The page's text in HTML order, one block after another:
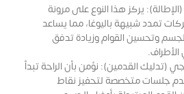
يركز هذا النوع على مرونة
تمدد شبيهة باليوغا، مما يساعد
وتحسين القوام وزيادة تدفق
(تدليك القدمين): نؤمن بأن الراحة تبدأ
جلسات متخصصة لتحفيز نقاط